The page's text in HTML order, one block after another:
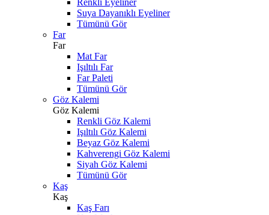
Renkli Eyeliner
Suya Dayanıklı Eyeliner
Tümünü Gör
Far
Far
Mat Far
Işıltılı Far
Far Paleti
Tümünü Gör
Göz Kalemi
Göz Kalemi
Renkli Göz Kalemi
Işıltılı Göz Kalemi
Beyaz Göz Kalemi
Kahverengi Göz Kalemi
Siyah Göz Kalemi
Tümünü Gör
Kaş
Kaş
Kaş Farı